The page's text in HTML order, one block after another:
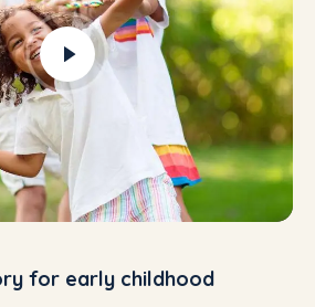
for early childhood